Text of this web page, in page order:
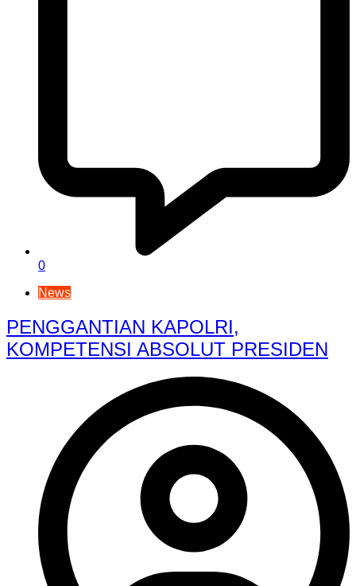
0
News
PENGGANTIAN KAPOLRI,
KOMPETENSI ABSOLUT PRESIDEN